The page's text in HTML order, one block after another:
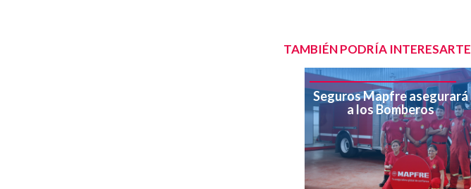
TAMBIÉN PODRÍA INTERESARTE
Seguros Mapfre asegurará
a los Bomberos